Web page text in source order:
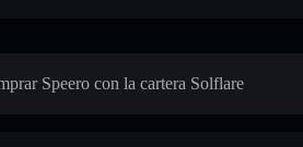
Speero con la cartera Solflare